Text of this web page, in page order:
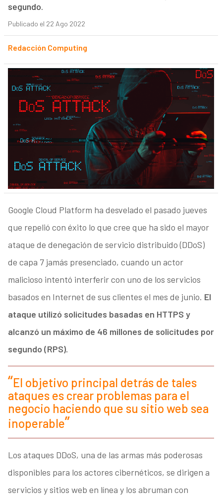
segundo.
Publicado el 22 Ago 2022
Redacción Computing
Google Cloud Platform ha desvelado el pasado jueves
que repelió con éxito lo que cree que ha sido el mayor
ataque de denegación de servicio distribuido (DDoS)
de capa 7 jamás presenciado, cuando un actor
malicioso intentó interferir con uno de los servicios
basados en Internet de sus clientes el mes de junio. El
ataque utilizó solicitudes basadas en HTTPS y
alcanzó un máximo de 46 millones de solicitudes por
segundo (RPS).
El objetivo principal detrás de tales
ataques es crear problemas para el
negocio haciendo que su sitio web sea
inoperable
Los ataques DDoS, una de las armas más poderosas
disponibles para los actores cibernéticos, se dirigen a
servicios y sitios web en línea y los abruman con